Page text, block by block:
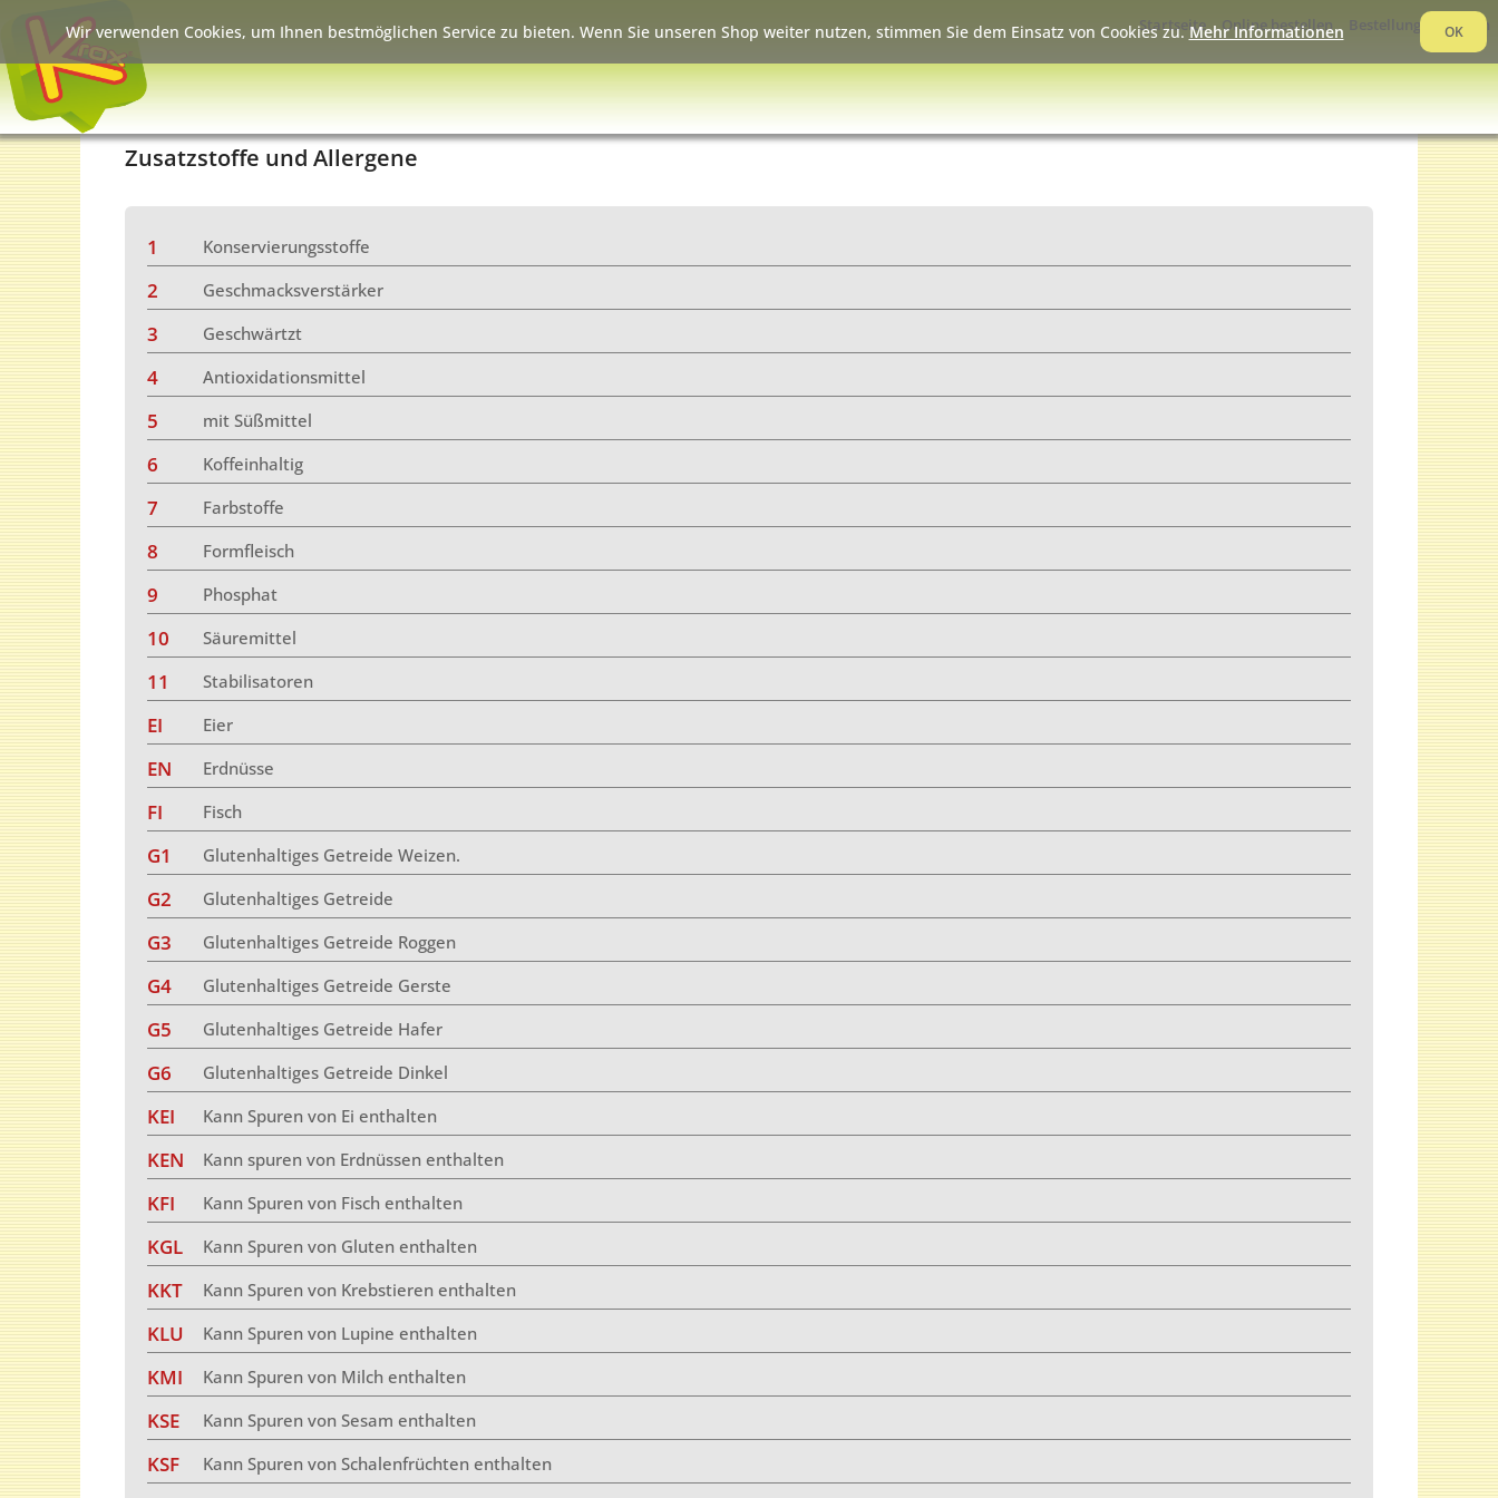
Startseite Online bestellen Bestellung verfolgen
Zusatzstoffe und Allergene
1 Konservierungsstoffe
2 Geschmacksverstärker
3 Geschwärtzt
4 Antioxidationsmittel
5 mit Süßmittel
6 Koffeinhaltig
7 Farbstoffe
8 Formfleisch
9 Phosphat
10 Säuremittel
11 Stabilisatoren
EI Eier
EN Erdnüsse
FI Fisch
G1 Glutenhaltiges Getreide Weizen.
G2 Glutenhaltiges Getreide
G3 Glutenhaltiges Getreide Roggen
G4 Glutenhaltiges Getreide Gerste
G5 Glutenhaltiges Getreide Hafer
G6 Glutenhaltiges Getreide Dinkel
KEI Kann Spuren von Ei enthalten
KEN Kann spuren von Erdnüssen enthalten
KFI Kann Spuren von Fisch enthalten
KGL Kann Spuren von Gluten enthalten
KKT Kann Spuren von Krebstieren enthalten
KLU Kann Spuren von Lupine enthalten
KMI Kann Spuren von Milch enthalten
KSE Kann Spuren von Sesam enthalten
KSF Kann Spuren von Schalenfrüchten enthalten
Wir verwenden Cookies, um Ihnen bestmöglichen Service zu bieten. Wenn Sie unseren Shop weiter nutzen, stimmen Sie dem Einsatz von Cookies zu.Mehr Informationen OK